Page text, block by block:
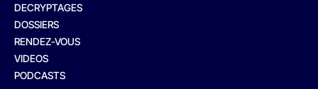
DECRYPTAGES
DOSSIERS
RENDEZ-VOUS
VIDEOS
PODCASTS